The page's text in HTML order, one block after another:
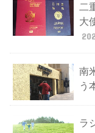
二
大
南
う
ラ